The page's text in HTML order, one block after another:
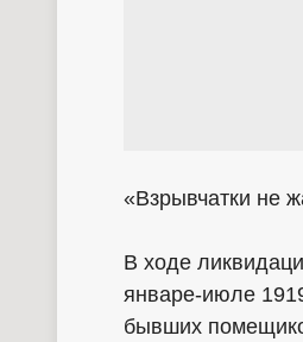
«Взрывчатки не
В ходе
январе-июле
бывших